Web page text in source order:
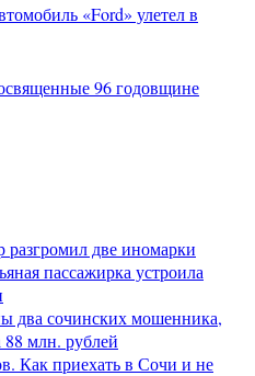
«Ford» улетел в
96 годовщине
две иномарки
пассажирка устроила
два сочинских мошенника,
млн. рублей
Как приехать в Сочи и не